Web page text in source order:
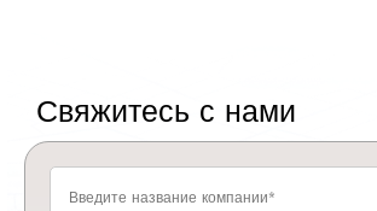
Свяжитесь с нами